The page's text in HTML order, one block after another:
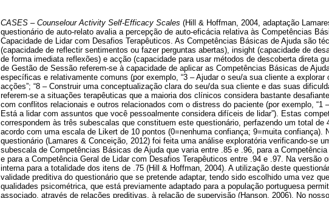
CASES – Counselour Activity Self-Efficacy Scales (Hill & Hoffman, 2004, adaptação
questionário de auto-relato avalia a percepção de auto-eficácia relativa às Competências
Capacidade de Lidar com Desafios Terapêuticos. As Competências Básicas de Ajuda são
(capacidade de reflectir sentimentos ou fazer perguntas abertas), insight (capacidade de
de forma imediata reflexões) e acção (capacidade para usar métodos de descoberta direta
de Gestão de Sessão referem-se à capacidade de aplicar as Competências Básicas de
específicas e relativamente comuns (por exemplo, “3 – Ajudar o seu/a sua cliente a
acções”; “8 – Construir uma conceptualização clara do seu/da sua cliente e das suas
referem-se a situações terapêuticas que a maioria dos clínicos considera bastante
com conflitos relacionais e outros relacionados com o distress do paciente (por exemplo, “1
Está a lidar com assuntos que você pessoalmente considera difíceis de lidar”). Estas
correspondem às três subescalas que constituem este questionário, perfazendo um total
acordo com uma escala de Likert de 10 pontos (0=nenhuma confiança; 9=muita confiança).
questionário (Lamares & Conceição, 2012) foi feita uma análise exploratória verificando-se
subescala de Competências Básicas de Ajuda que varia entre .85 e .96, para a
e para a Competência Geral de Lidar com Desafios Terapêuticos entre .94 e .97. Na versão
interna para a totalidade dos itens de .75 (Hill & Hoffman, 2004). A utilização deste
validade preditiva do questionário que se pretende adaptar, tendo sido escolhido uma vez
qualidades psicométrica, que está previamente adaptado para a população portuguesa
associado, através de relações preditivas, à relação de supervisão (Hanson, 2006). No